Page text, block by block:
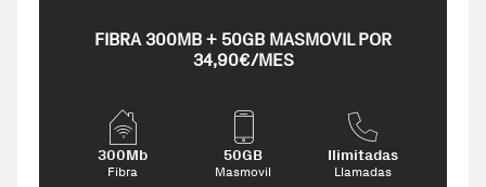
FIBRA 300MB + 50GB MASMOVIL POR
34,90€/MES
300Mb
Fibra
50GB
Masmovil
Ilimitadas
Llamadas